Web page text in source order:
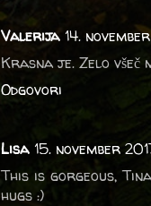
Valerija 14.
Krasna je. Zelo všeč
Odgovori
Lisa 15. november
This is gorgeous,
hugs :)